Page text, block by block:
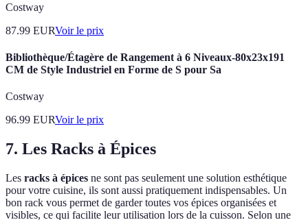
Costway
87.99 EURVoir le prix
Bibliothèque/Étagère de Rangement à 6 Niveaux-80x23x191
CM de Style Industriel en Forme de S pour Sa
Costway
96.99 EURVoir le prix
7. Les Racks à Épices
Les racks à épices ne sont pas seulement une solution esthétique
pour votre cuisine, ils sont aussi pratiquement indispensables. Un
bon rack vous permet de garder toutes vos épices organisées et
visibles, ce qui facilite leur utilisation lors de la cuisson. Selon une